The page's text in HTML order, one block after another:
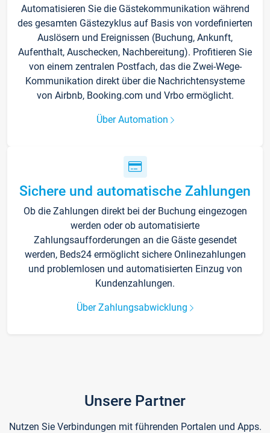
Automatisieren Sie die Gästekommunikation während
des gesamten Gästezyklus auf Basis von vordefinierten
Auslösern und Ereignissen (Buchung, Ankunft,
Aufenthalt, Auschecken, Nachbereitung). Profitieren Sie
von einem zentralen Postfach, das die Zwei-Wege-
Kommunikation direkt über die Nachrichtensysteme
von Airbnb, Booking.com und Vrbo ermöglicht.
Über Automation
Sichere und automatische Zahlungen
Ob die Zahlungen direkt bei der Buchung eingezogen
werden oder ob automatisierte
Zahlungsaufforderungen an die Gäste gesendet
werden, Beds24 ermöglicht sichere Onlinezahlungen
und problemlosen und automatisierten Einzug von
Kundenzahlungen.
Über Zahlungsabwicklung
Unsere Partner
Nutzen Sie Verbindungen mit führenden Portalen und Apps.